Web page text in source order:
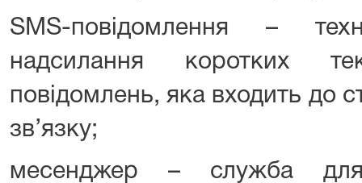
SMS-повідомлення –
надсилання коротких
повідомлень, яка входить до
зв’язку;
месенджер – служба для